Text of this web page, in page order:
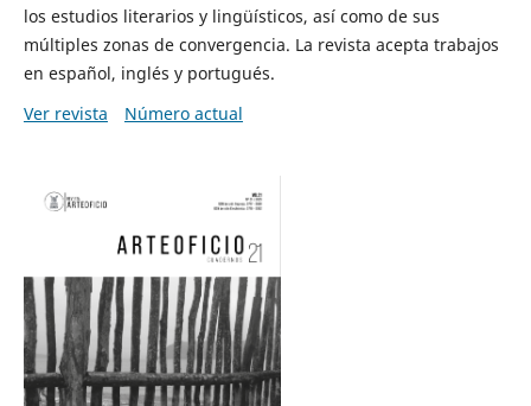
los estudios literarios y lingüísticos, así como de sus
múltiples zonas de convergencia. La revista acepta trabajos
en español, inglés y portugués.
Ver revista
Número actual